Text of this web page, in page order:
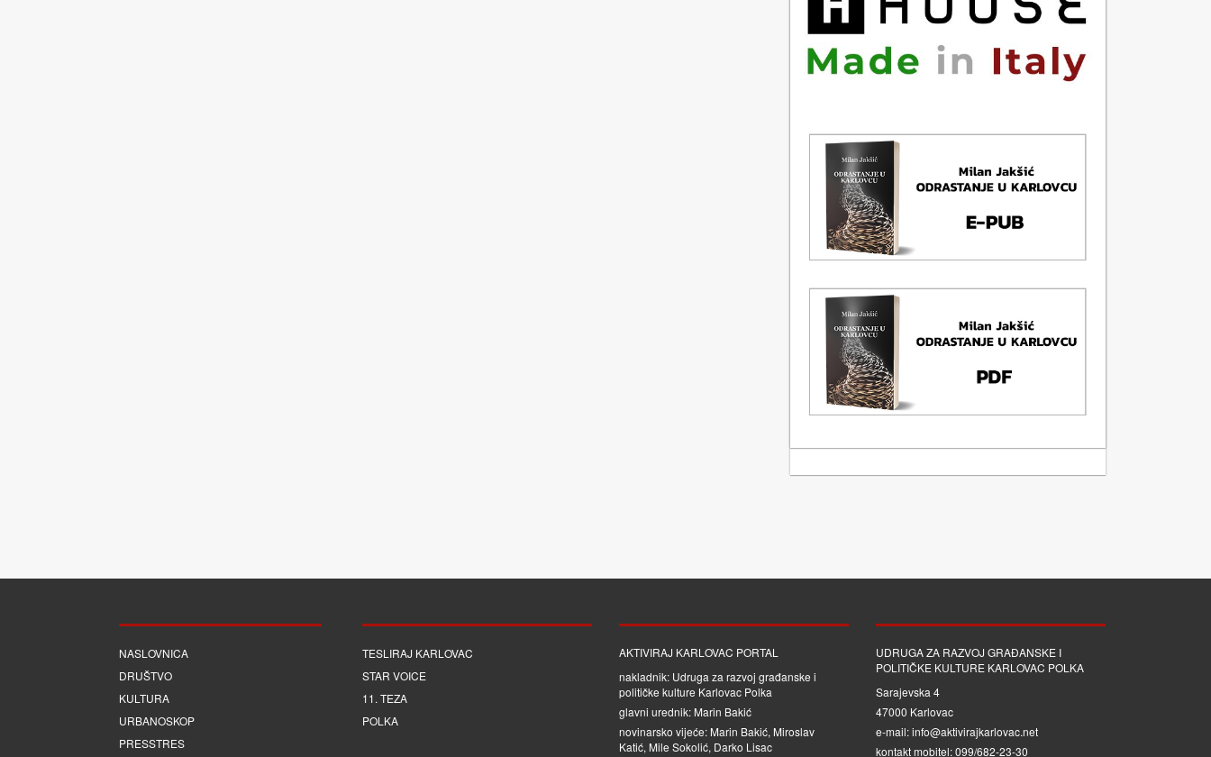
NASLOVNICA
DRUŠTVO
KULTURA
URBANOSKOP
PRESSTRES
TESLIRAJ KARLOVAC
STAR VOICE
11. TEZA
POLKA
AKTIVIRAJ KARLOVAC PORTAL
nakladnik: Udruga za razvoj građanske i
političke kulture Karlovac Polka
glavni urednik: Marin Bakić
novinarsko vijeće: Marin Bakić, Miroslav
Katić, Mile Sokolić, Darko Lisac
UDRUGA ZA RAZVOJ GRAĐANSKE I
POLITIČKE KULTURE KARLOVAC POLKA
Sarajevska 4
47000 Karlovac
e-mail: info@aktivirajkarlovac.net
kontakt mobitel: 099/682-23-30